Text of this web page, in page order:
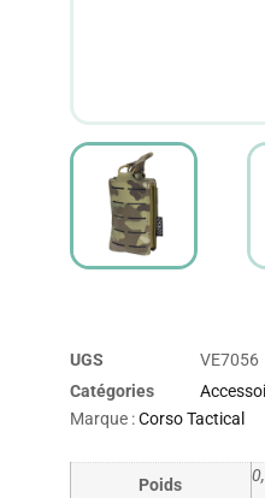
UGS
VE7056
Catégories
Marque :Corso Tactical
Poids